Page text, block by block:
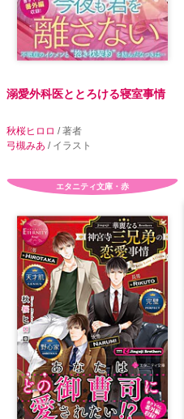
溺愛外科医ととろける寝室事情
秋桜ヒロロ / 著者
弓槻みあ / イラスト
エタニティ文庫・赤